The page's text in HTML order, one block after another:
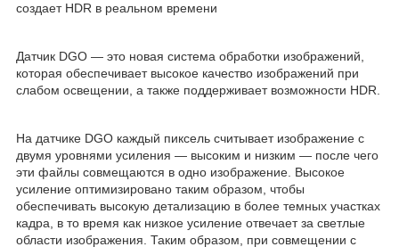
создает HDR в реальном времени
Датчик DGO — это новая система обработки изображений,
которая обеспечивает высокое качество изображений при
слабом освещении, а также поддерживает возможности HDR.
На датчике DGO каждый пиксель считывает изображение с
двумя уровнями усиления — высоким и низким — после чего
эти файлы совмещаются в одно изображение. Высокое
усиление оптимизировано таким образом, чтобы
обеспечивать высокую детализацию в более темных участках
кадра, в то время как низкое усиление отвечает за светлые
области изображения. Таким образом, при совмещении с